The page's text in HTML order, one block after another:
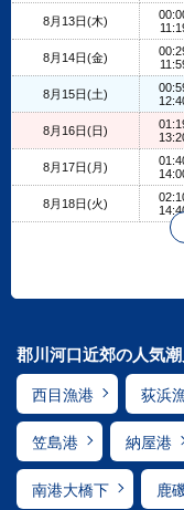
8月13日(木)
8月14日(金)
8月15日(土)
8月16日(日)
8月17日(月)
8月18日(火)
郡川河口近郊の人気
西目漁港 荻浜
笠島港 納屋港
南港大橋下 鹿